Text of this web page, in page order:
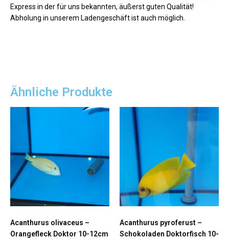
Express in der für uns bekannten, äußerst guten Qualität!
Abholung in unserem Ladengeschäft ist auch möglich.
Ähnliche Produkte
Acanthurus olivaceus –
Orangefleck Doktor 10-12cm
Acanthurus pyroferust –
Schokoladen Doktorfisch 10-